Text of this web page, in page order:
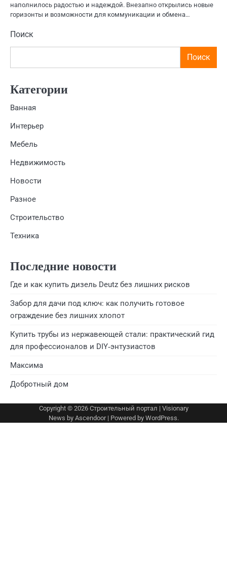
наполнилось радостью и надеждой. Внезапно открылись новые
горизонты и возможности для коммуникации и обмена…
Поиск
Поиск
Категории
Ванная
Интерьер
Мебель
Недвижимость
Новости
Разное
Строительство
Техника
Последние новости
Где и как купить дизель Deutz без лишних рисков
Забор для дачи под ключ: как получить готовое
ограждение без лишних хлопот
Купить трубы из нержавеющей стали: практический гид
для профессионалов и DIY‑энтузиастов
Максима
Добротный дом
Copyright © 2026 Строительный портал | Visionary
News by Ascendoor| Powered by WordPress.